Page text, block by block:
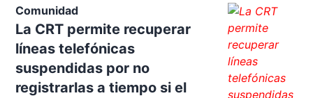
Comunidad
La CRT permite recuperar
líneas telefónicas
suspendidas por no
registrarlas a tiempo si el